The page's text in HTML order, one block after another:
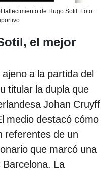
fallecimiento de Hugo Sotil: Foto:
el mejor
a la partida del
titular la dupla que
Johan Cruyff
medio destacó cómo
referentes de un
que marcó una
La